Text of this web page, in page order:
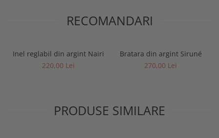
RECOMANDARI
Inel reglabil din argint Nairi
220,00 Lei
Bratara din argint Siruné
270,00 Lei
PRODUSE SIMILARE